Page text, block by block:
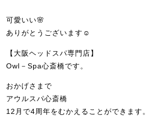
可愛いい🌸
ありがとうございます☺️
【大阪ヘッドスパ専門店】
Owl－Spa心斎橋です。
おかげさまで
アウルスパ心斎橋
12月で4周年をむかえることができます。